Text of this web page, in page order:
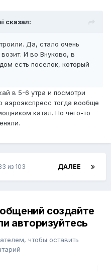
сказал:
Да, стало очень
И во Внуково, в
есть поселок, который
в 5-6 утра и посмотри
аэроэкспресс тогда вообще
катал. Но чего-то
ДАЛЕЕ
из 103
создайте
авторизуйтесь
чтобы оставить